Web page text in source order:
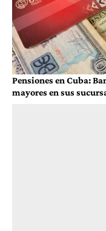
Pensiones en Cuba:
mayores en sus